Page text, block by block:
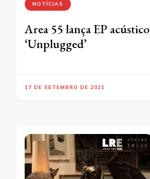
NOTÍCIAS
Area 55 lança EP acústico
‘Unplugged’
17 DE SETEMBRO DE 2021